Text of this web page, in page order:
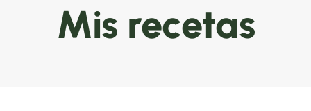
Mis recetas